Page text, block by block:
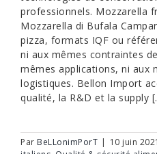
professionnels. Mozzarella
Mozzarella di Bufala
pizza, formats IQF ou
ni aux mêmes contraintes
mêmes applications, ni aux
logistiques. Bellon Import
qualité, la R&D et la supply
Par BeLLonimPorT | 10 juin 2021